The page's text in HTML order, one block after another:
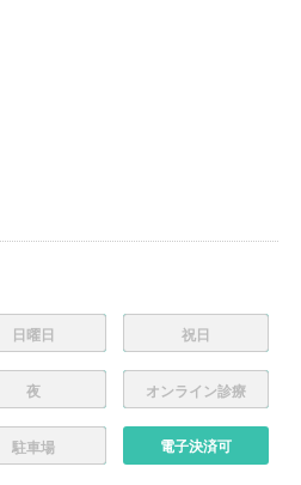
日曜日 祝日
夜 オンライン診療
駐車場 電子決済可